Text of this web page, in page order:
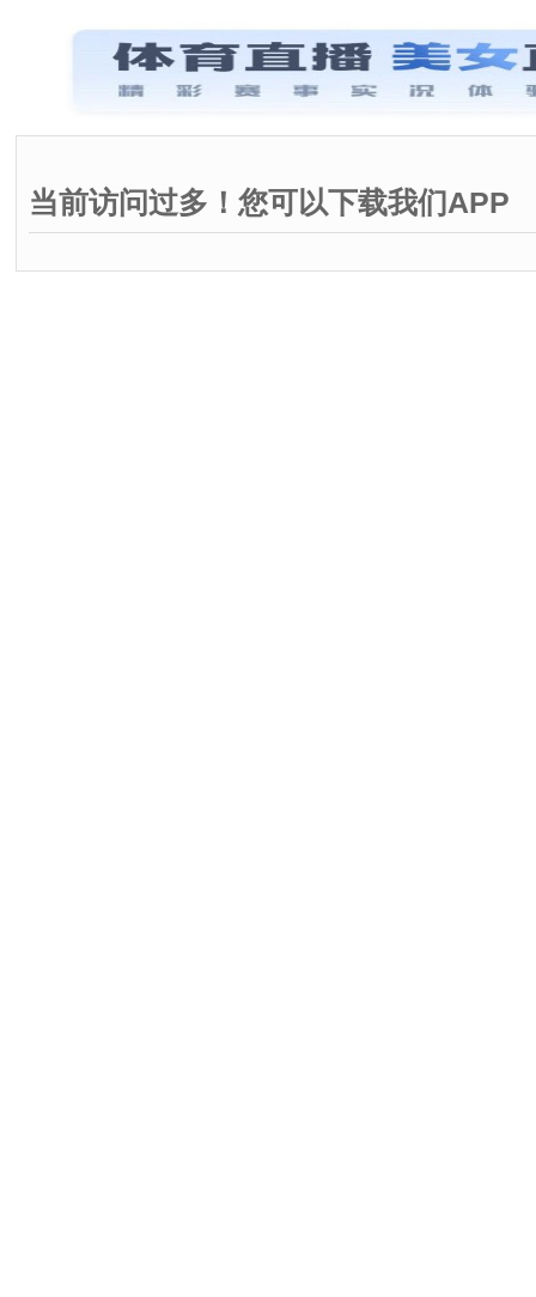
当前访问过多！您可以下载我们APP